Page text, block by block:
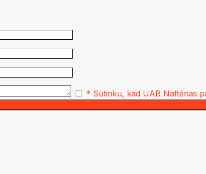
* Sutinku, kad UAB Naftėnas